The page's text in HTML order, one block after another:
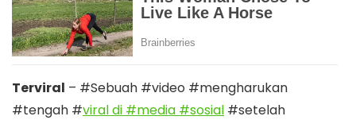
Terviral – #Sebuah #video #mengharukan
#tengah #viral di #media #sosial #setelah